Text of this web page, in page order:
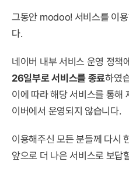
그동안 modoo! 서비스를 이
다.
네이버 내부 서비스 운영 정
26일부로 서비스를 종료하였
이에 따라 해당 서비스를 통해
이버에서 운영되지 않습니다.
이용해주신 모든 분들께 다시
앞으로 더 나은 서비스로 보답